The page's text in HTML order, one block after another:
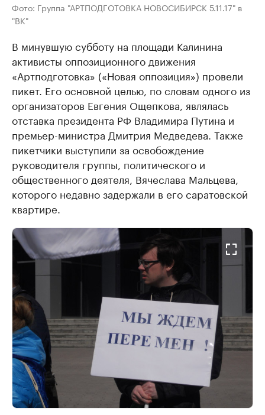
Фото: Группа "АРТПОДГОТОВКА НОВОСИБИРСК 5.11.17" в
"ВК"
В минувшую субботу на площади Калинина
активисты оппозиционного движения
«Артподготовка» («Новая оппозиция») провели
пикет. Его основной целью, по словам одного из
организаторов Евгения Ощепкова, являлась
отставка президента РФ Владимира Путина и
премьер-министра Дмитрия Медведева. Также
пикетчики выступили за освобождение
руководителя группы, политического и
общественного деятеля, Вячеслава Мальцева,
которого недавно задержали в его саратовской
квартире.